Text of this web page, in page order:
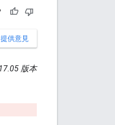
提供意見
版本